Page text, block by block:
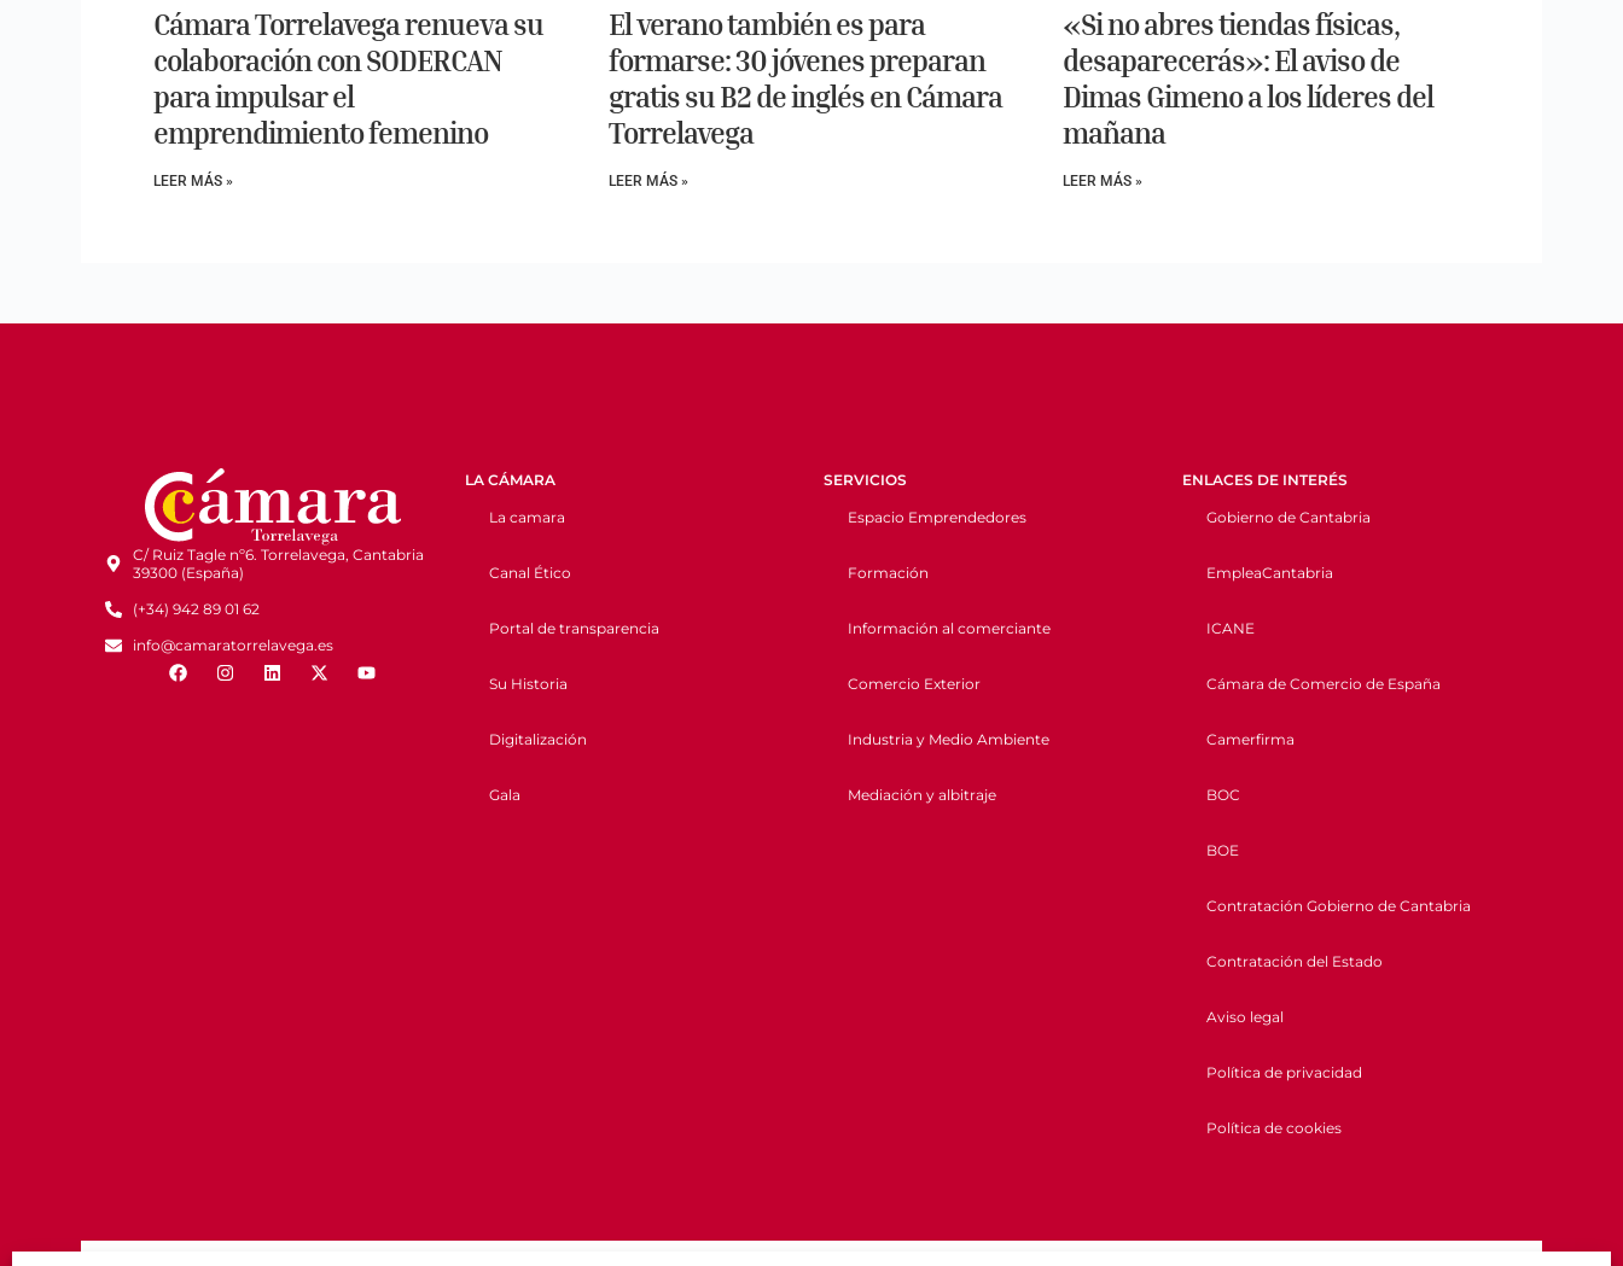
Cámara Torrelavega renueva su
colaboración con SODERCAN
para impulsar el
emprendimiento femenino
LEER MÁS »
El verano también es para
formarse: 30 jóvenes preparan
gratis su B2 de inglés en Cámara
Torrelavega
LEER MÁS »
«Si no abres tiendas físicas,
desaparecerás»: El aviso de
Dimas Gimeno a los líderes del
mañana
LEER MÁS »
C/ Ruiz Tagle nº6. Torrelavega, Cantabria
39300 (España)
(+34) 942 89 01 62
info@camaratorrelavega.es
LA CÁMARA
La camara
Canal Ético
Portal de transparencia
Su Historia
Digitalización
Gala
SERVICIOS
Espacio Emprendedores
Formación
Información al comerciante
Comercio Exterior
Industria y Medio Ambiente
Mediación y albitraje
ENLACES DE INTERÉS
Gobierno de Cantabria
EmpleaCantabria
ICANE
Cámara de Comercio de España
Camerfirma
BOC
BOE
Contratación Gobierno de Cantabria
Contratación del Estado
Aviso legal
Política de privacidad
Política de cookies